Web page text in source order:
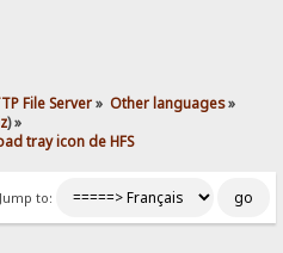
File Server» Other languages»
) »
tray icon de HFS
Jump to: